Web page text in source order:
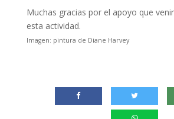
Muchas gracias por el apoyo que
esta actividad.
Imagen: pintura de Diane Harvey